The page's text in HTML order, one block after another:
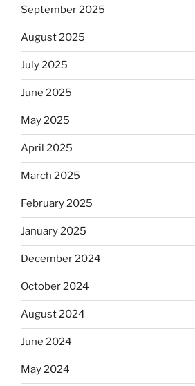
September 2025
August 2025
July 2025
June 2025
May 2025
April 2025
March 2025
February 2025
January 2025
December 2024
October 2024
August 2024
June 2024
May 2024